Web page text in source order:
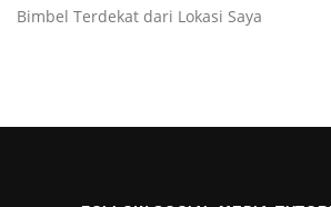
Bimbel Terdekat dari Lokasi Saya